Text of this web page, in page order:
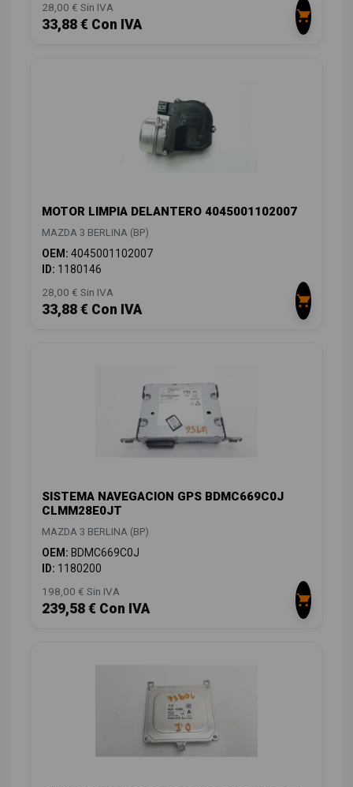
28,00 € Sin IVA
33,88 € Con IVA
MOTOR LIMPIA DELANTERO 4045001102007
MAZDA 3 BERLINA (BP)
OEM: 4045001102007
ID: 1180146
28,00 € Sin IVA
33,88 € Con IVA
SISTEMA NAVEGACION GPS BDMC669C0J
CLMM28E0JT
MAZDA 3 BERLINA (BP)
OEM: BDMC669C0J
ID: 1180200
198,00 € Sin IVA
239,58 € Con IVA